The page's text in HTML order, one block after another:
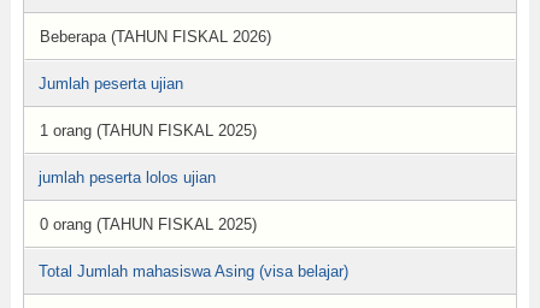
Beberapa (TAHUN FISKAL 2026)
Jumlah peserta ujian
1 orang (TAHUN FISKAL 2025)
jumlah peserta lolos ujian
0 orang (TAHUN FISKAL 2025)
Total Jumlah mahasiswa Asing (visa belajar)